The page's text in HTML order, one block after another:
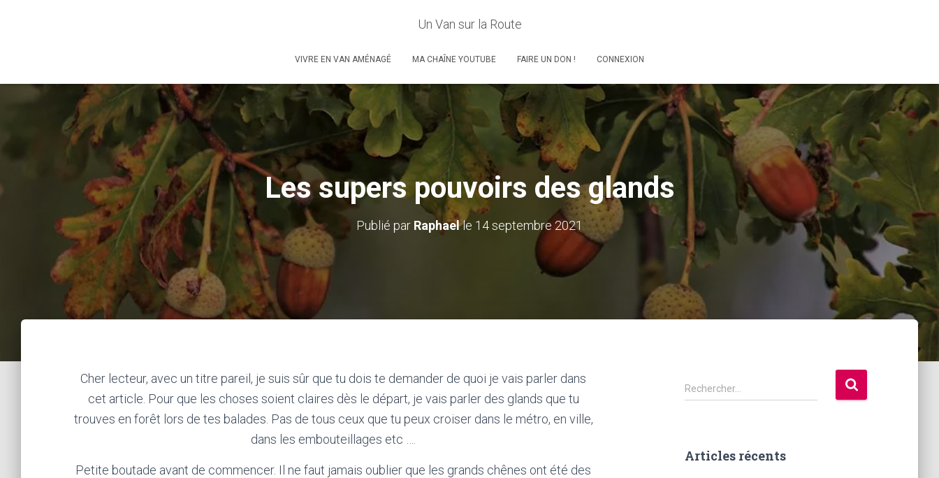
Un Van sur la Route
VIVRE EN VAN AMÉNAGÉ MA CHAÎNE YOUTUBE FAIRE UN DON ! CONNEXION
Les supers pouvoirs des glands
Publié par Raphaelle 14 septembre 2021
Cher lecteur, avec un titre pareil, je suis sûr que tu dois te demander de quoi je vais parler dans
cet article. Pour que les choses soient claires dès le départ, je vais parler des glands que tu
trouves en forêt lors de tes balades. Pas de tous ceux que tu peux croiser dans le métro, en ville,
dans les embouteillages etc ….
Petite boutade avant de commencer. Il ne faut jamais oublier que les grands chênes ont été des
R
e
r
Rechercher…
Articles récents